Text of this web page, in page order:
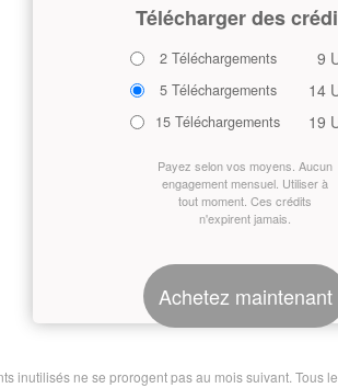
Télécharger des
2 Téléchargements 9
5 Téléchargements 14
15 Téléchargements 19
Payez selon vos moyens. Aucun
engagement mensuel. Utiliser à
tout moment. Ces crédits
n'expirent jamais.
Achetez maintenant
inutilisés ne se prorogent pas au mois suivant. Tous